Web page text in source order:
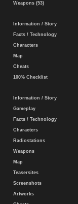
Weapons (53)
Information / Story
Facts / Technology
Characters
Map
Cheats
100% Checklist
Information / Story
Gameplay
Facts / Technology
Characters
Radiostations
Weapons
Map
Teasersites
Screenshots
Artworks